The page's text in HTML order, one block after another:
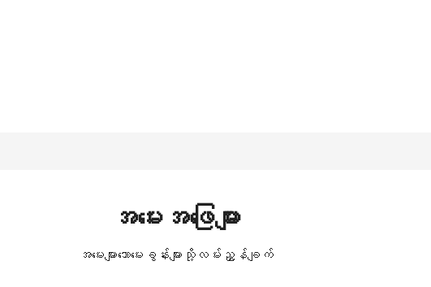
အမေးအဖြေများ
အမေးများသောမေးခွန်းများသို့လမ်းညွှန်ချက်